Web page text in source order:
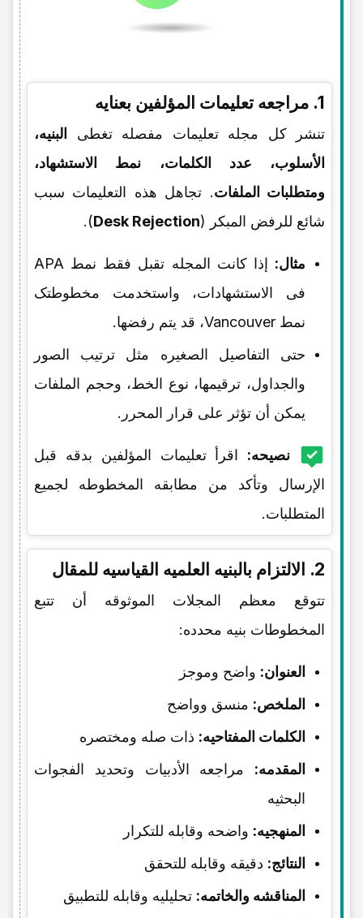
1. مراجعه تعلیمات المؤلفین بعنایه
تنشر کل مجله تعلیمات مفصله تغطی البنیه،
الأسلوب، عدد الکلمات، نمط الاستشهاد،
ومتطلبات الملفات. تجاهل هذه التعلیمات سبب
شائع للرفض المبکر (Desk Rejection
).
مثال:
إذا کانت المجله تقبل فقط نمط APA
فی الاستشهادات، واستخدمت مخطوطتک
نمط Vancouver، قد یتم رفضها.
حتى التفاصیل الصغیره مثل ترتیب الصور
والجداول، ترقیمها، نوع الخط، وحجم الملفات
یمکن أن تؤثر على قرار المحرر.
نصیحه: اقرأ تعلیمات المؤلفین بدقه قبل
الإرسال وتأکد من مطابقه المخطوطه لجمیع
المتطلبات.
2. الالتزام بالبنیه العلمیه القیاسیه للمقال
تتوقع معظم المجلات الموثوقه أن تتبع
المخطوطات بنیه محدده:
العنوان: واضح وموجز
الملخص: منسق وواضح
الکلمات المفتاحیه: ذات صله ومختصره
المقدمه: مراجعه الأدبیات وتحدید الفجوات
البحثیه
المنهجیه: واضحه وقابله للتکرار
النتائج: دقیقه وقابله للتحقق
المناقشه والخاتمه: تحلیلیه وقابله للتطبیق